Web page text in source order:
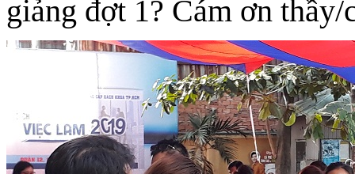
giảng đợt 1? Cám ơn thầy/